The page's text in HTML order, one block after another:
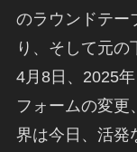
のラウンドテー
り、そして元の
4月8日、2025
フォームの変更
界は今日、活発